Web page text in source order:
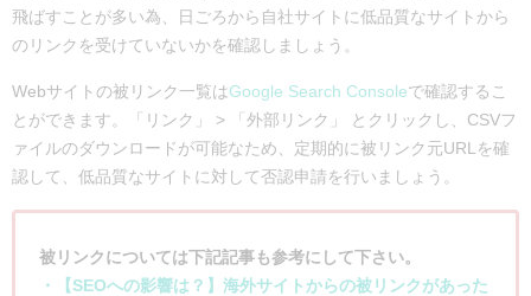
飛ばすことが多い為、日ごろから自社サイトに低品質なサイトから
のリンクを受けていないかを確認しましょう。
Webサイトの被リンク一覧はGoogle Search Consoleで確認するこ
とができます。「リンク」 > 「外部リンク」 とクリックし、CSVフ
ァイルのダウンロードが可能なため、定期的に被リンク元URLを確
認して、低品質なサイトに対して否認申請を行いましょう。
被リンクについては下記記事も参考にして下さい。
・【SEOへの影響は？】海外サイトからの被リンクがあった